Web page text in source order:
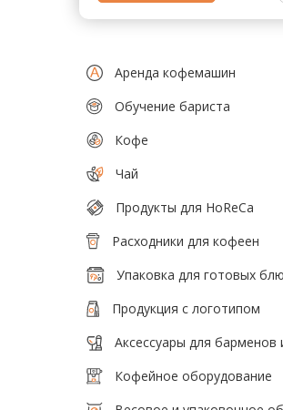
Тепловое оборудование для
Холодильное оборудование
Производители / Бренды
Прайс-листы
Аренда кофемашин
Обучение бариста
Кофе
Чай
Продукты для HoReCa
Расходники для кофеен
Упаковка для готовых
Продукция с логотипом
Аксессуары для барменов
Кофейное оборудование